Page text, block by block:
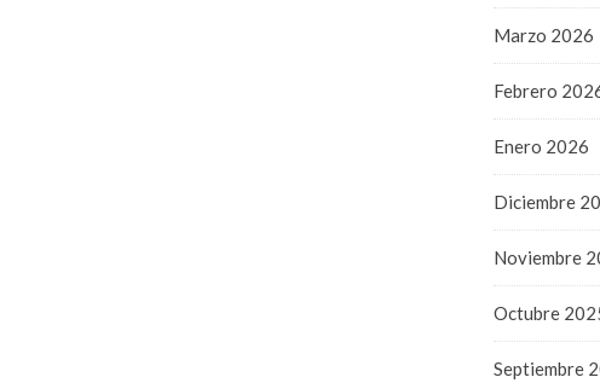
Marzo 2026
Febrero
Enero 2026
Diciembre
Noviembre
Octubre
Septiembre